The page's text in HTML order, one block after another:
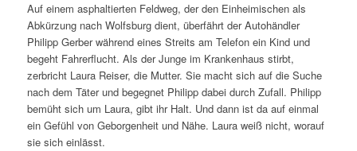
Auf einem asphaltierten Feldweg, der den Einheimischen als
Abkürzung nach Wolfsburg dient, überfährt der Autohändler
Philipp Gerber während eines Streits am Telefon ein Kind und
begeht Fahrerflucht. Als der Junge im Krankenhaus stirbt,
zerbricht Laura Reiser, die Mutter. Sie macht sich auf die Suche
nach dem Täter und begegnet Philipp dabei durch Zufall. Philipp
bemüht sich um Laura, gibt ihr Halt. Und dann ist da auf einmal
ein Gefühl von Geborgenheit und Nähe. Laura weiß nicht, worauf
sie sich einlässt.